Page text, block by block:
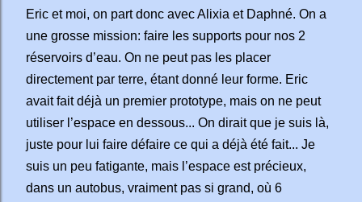
Eric et moi, on part donc avec Alixia et Daphné. On a
une grosse mission: faire les supports pour nos 2
réservoirs d’eau. On ne peut pas les placer
directement par terre, étant donné leur forme. Eric
avait fait déjà un premier prototype, mais on ne peut
utiliser l’espace en dessous... On dirait que je suis là,
juste pour lui faire défaire ce qui a déjà été fait... Je
suis un peu fatigante, mais l’espace est précieux,
dans un autobus, vraiment pas si grand, où 6